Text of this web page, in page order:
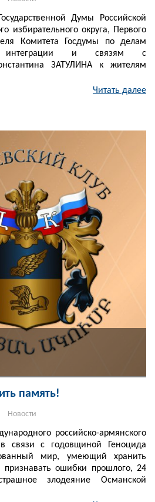
Думы Российской
избирательного округа, Первого
Комитета Госдумы по делам
интеграции и связям с
ЗАТУЛИНА к жителям
Читать далее
память!
Новости
российско-армянского
в связи с годовщиной Геноцида
мир, умеющий хранить
признавать ошибки прошлого, 24
злодеяние Османской